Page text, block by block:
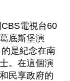
電視台60
底斯堡演
是紀念在南
。在這個演
民享政府的